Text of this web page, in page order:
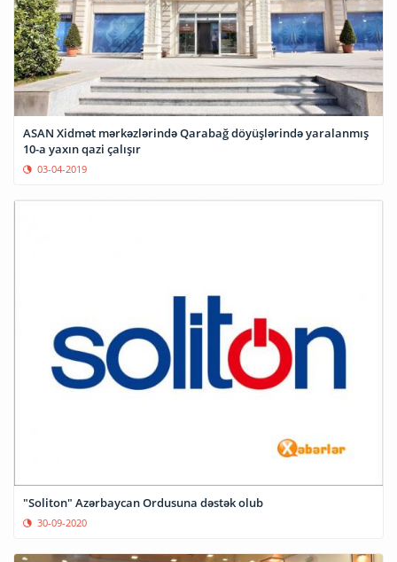
ASAN Xidmət mərkəzlərində Qarabağ döyüşlərində yaralanmış
10-a yaxın qazi çalışır
03-04-2019
"Soliton" Azərbaycan Ordusuna dəstək olub
30-09-2020